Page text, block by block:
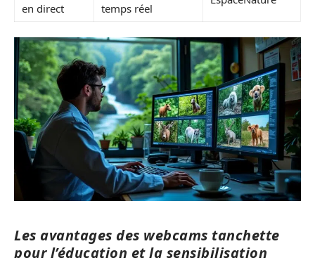
en direct
temps réel
Les avantages des webcams tanchette
pour l’éducation et la sensibilisation